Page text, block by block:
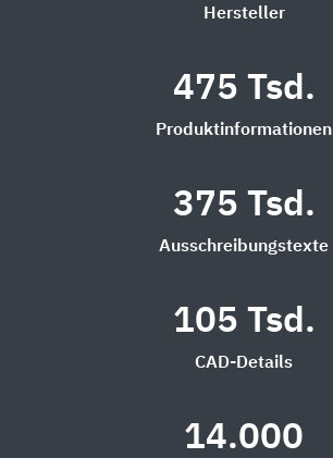
Hersteller
475 Tsd.
Produktinformationen
375 Tsd.
Ausschreibungstexte
105 Tsd.
CAD-Details
14.000